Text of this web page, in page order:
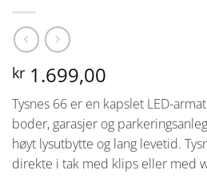
kr 1.699,00
Tysnes 66 er en kapslet LED-
boder, garasjer og
høyt lysutbytte og lang levetid.
direkte i tak med klips eller med